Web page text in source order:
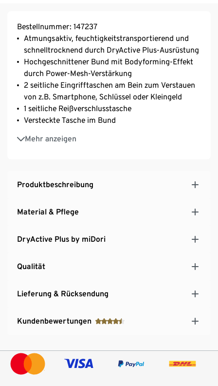
Bestellnummer: 147237
Atmungsaktiv, feuchtigkeitstransportierend und
schnelltrocknend durch DryActive Plus-Ausrüstung
Hochgeschnittener Bund mit Bodyforming-Effekt
durch Power-Mesh-Verstärkung
2 seitliche Eingrifftaschen am Bein zum Verstauen
von z.B. Smartphone, Schlüssel oder Kleingeld
1 seitliche Reißverschlusstasche
Versteckte Tasche im Bund
Mehr anzeigen
Trekkinghose mit kleiner Schlaufe zum Befestigen
von z.B. Karabinern
Produktbeschreibung
Material & Pflege
DryActive Plus by miDori
Qualität
Lieferung & Rücksendung
Kundenbewertungen